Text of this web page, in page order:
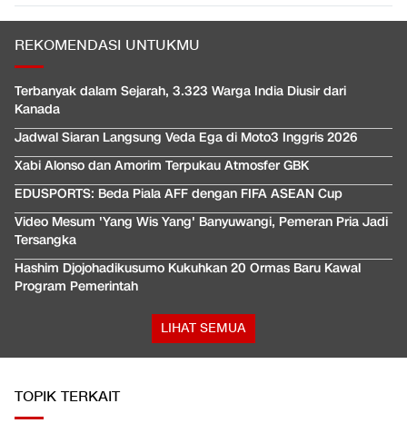
REKOMENDASI UNTUKMU
Terbanyak dalam Sejarah, 3.323 Warga India Diusir dari
Kanada
Jadwal Siaran Langsung Veda Ega di Moto3 Inggris 2026
Xabi Alonso dan Amorim Terpukau Atmosfer GBK
EDUSPORTS: Beda Piala AFF dengan FIFA ASEAN Cup
Video Mesum 'Yang Wis Yang' Banyuwangi, Pemeran Pria Jadi
Tersangka
Hashim Djojohadikusumo Kukuhkan 20 Ormas Baru Kawal
Program Pemerintah
LIHAT SEMUA
TOPIK TERKAIT